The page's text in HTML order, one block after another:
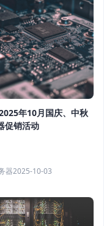
年10月国庆、中秋
促销活动
器2025-10-03